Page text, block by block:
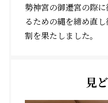
勢神宮の御遷宮の際
るための縄を締め直
割を果たしました。
見